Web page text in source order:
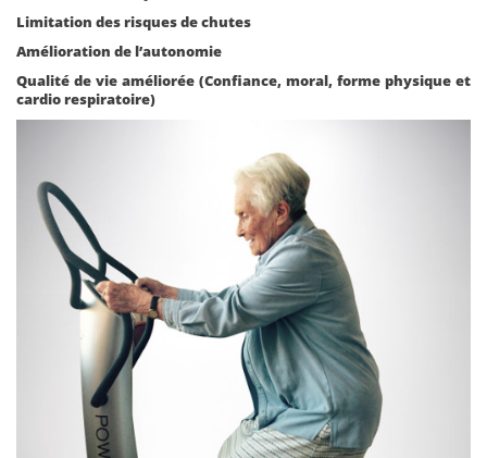
Limitation des risques de chutes
Amélioration de l’autonomie
Qualité de vie améliorée (Confiance, moral, forme physique et
cardio respiratoire)